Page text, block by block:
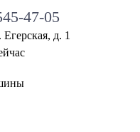
47-05
д. 1